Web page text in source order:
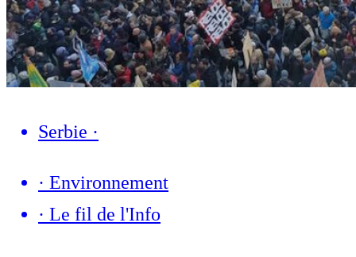
Serbie ·
· Environnement
· Le fil de l'Info